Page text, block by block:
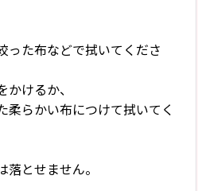
った布などで拭いてくださ
けるか、
柔らかい布につけて拭いてく
とせません。